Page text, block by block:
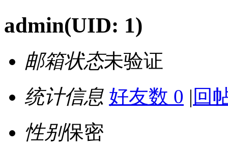
admin(UID: 1)
邮箱状态未验证
统计信息 好友数 0 | 回
性别保密